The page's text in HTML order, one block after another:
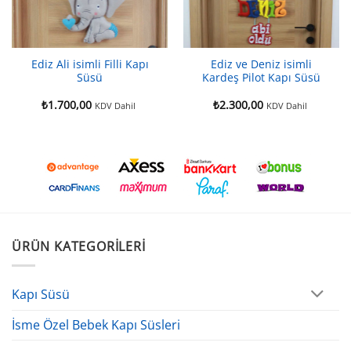
Ediz Ali isimli Filli Kapı
Süsü
₺1.700,00 KDV Dahil
Ediz ve Deniz isimli
Kardeş Pilot Kapı Süsü
₺2.300,00 KDV Dahil
ÜRÜN KATEGORILERI
Kapı Süsü
İsme Özel Bebek Kapı Süsleri